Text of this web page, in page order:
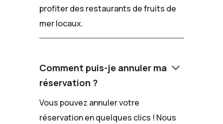
profiter des restaurants de fruits de
mer locaux.
Comment puis-je annuler ma
réservation ?
keyboard_arrow_down
Vous pouvez annuler votre
réservation en quelques clics ! Nous